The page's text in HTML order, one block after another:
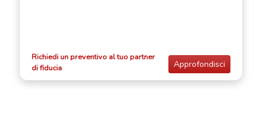
Richiedi un preventivo al tuo partner
di fiducia
Approfondisci